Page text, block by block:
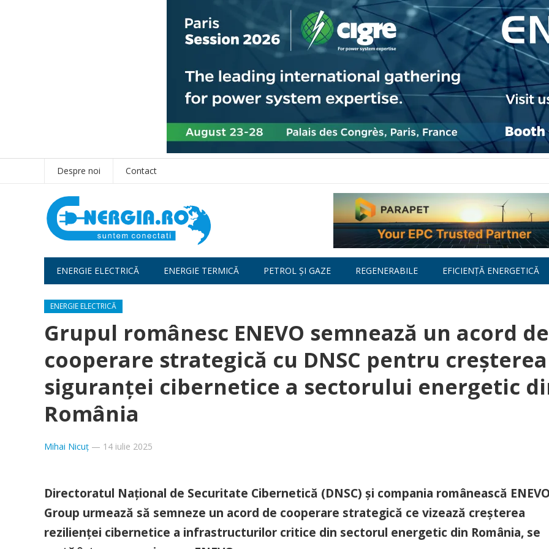
Despre noi Contact
ENERGIE ELECTRICĂ ENERGIE TERMICĂ PETROL ȘI GAZE REGENERABILE EFICIENȚĂ ENERGETICĂ
ENERGIE ELECTRICĂ
Grupul românesc ENEVO semnează un acord de
cooperare strategică cu DNSC pentru creșterea
siguranței cibernetice a sectorului energetic
România
Mihai Nicuț — 14 iulie 2025
Directoratul Național de Securitate Cibernetică (DNSC) și compania românească
Group urmează să semneze un acord de cooperare strategică ce vizează creșterea
rezilienței cibernetice a infrastructurilor critice din sectorul energetic din România, se